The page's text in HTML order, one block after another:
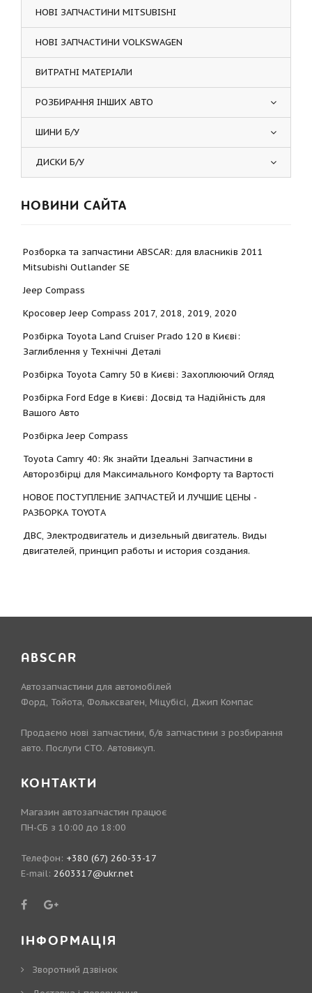
НОВІ ЗАПЧАСТИНИ MITSUBISHI
НОВІ ЗАПЧАСТИНИ VOLKSWAGEN
ВИТРАТНІ МАТЕРІАЛИ
РОЗБИРАННЯ ІНШИХ АВТО
ШИНИ Б/У
ДИСКИ Б/У
НОВИНИ САЙТА
Розборка та запчастини ABSCAR: для власників 2011
Mitsubishi Outlander SE
Jeep Compass
Кросовер Jeep Compass 2017, 2018, 2019, 2020
Розбірка Toyota Land Cruiser Prado 120 в Києві:
Заглиблення у Технічні Деталі
Розбірка Toyota Camry 50 в Києві: Захоплюючий Огляд
Розбірка Ford Edge в Києві: Досвід та Надійність для
Вашого Авто
Розбірка Jeep Compass
Toyota Camry 40: Як знайти Ідеальні Запчастини в
Авторозбірці для Максимального Комфорту та Вартості
НОВОЕ ПОСТУПЛЕНИЕ ЗАПЧАСТЕЙ И ЛУЧШИЕ ЦЕНЫ -
РАЗБОРКА TOYOTА
ДВС, Электродвигатель и дизельный двигатель. Виды
двигателей, принцип работы и история создания.
ABSCAR
Автозапчастини для автомобілей
Форд, Тойота, Фольксваген, Міцубісі, Джип Компас
Продаємо нові запчастини, б/в запчастини з розбирання
авто. Послуги СТО. Автовикуп.
КОНТАКТИ
Магазин автозапчастин працює
ПН-СБ з 10:00 до 18:00
Телефон: +380 (67) 260-33-17
E-mail: 2603317@ukr.net
ІНФОРМАЦІЯ
Зворотний дзвінок